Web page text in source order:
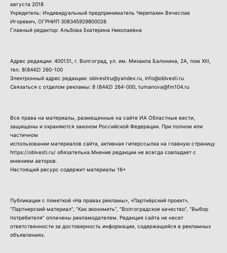
августа 2018
Учредитель: Индивидуальный предприниматель Черепахин Вячеслав
Игоревич, ОГРНИП 308345929800026
Главный редактор: Альбова Екатерина Николаевна
Адрес редакции: 400131, г. Волгоград, ул. им. Михаила Балонина, 2А, пом XIII,
тел. 8(8442) 260-100
Электронный адрес редакции: oblvestiru@yandex.ru, info@oblvesti.ru
Связаться с отделом рекламы: 8 (8442) 264-000 , tumanova@fm104.ru
Все права на материалы, размещенные на сайте ИА Областные вести,
защищены и охраняются законом Российской Федерации. При полном или
частичном
использовании материалов сайта, активная гиперссылка на главную страницу
https://oblvesti.ru/ обязательна.Мнение редакции не всегда совпадает с
мнением авторов.
Настоящий ресурс содержит материалы 16+
Публикации с пометкой «На правах рекламы», «Партнёрский проект»,
“Партнерский материал”, “Как экономить”, “Волгоградское качество”, “Выбор
потребителя” оплачены рекламодателем. Редакция сайта не несет
ответственности за достоверность информации, содержащейся в рекламных
объявлениях.